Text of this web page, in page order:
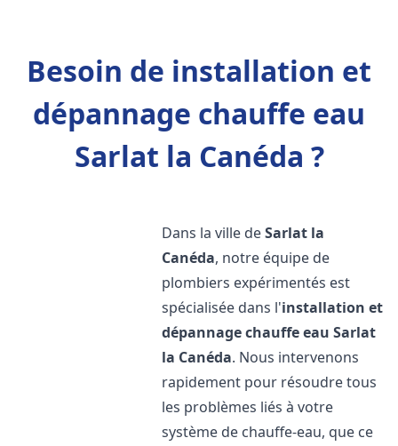
Besoin de installation et
dépannage chauffe eau
Sarlat la Canéda ?
Dans la ville deSarlat la
Canéda, notre équipe de
plombiers expérimentés est
spécialisée dans l'installation et
dépannage chauffe eau Sarlat
la Canéda. Nous intervenons
rapidement pour résoudre tous
les problèmes liés à votre
système de chauffe-eau, que ce